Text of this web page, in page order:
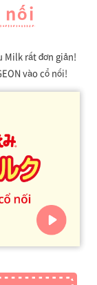
nối
Milk rất đơn giản!
vào cổ nối!